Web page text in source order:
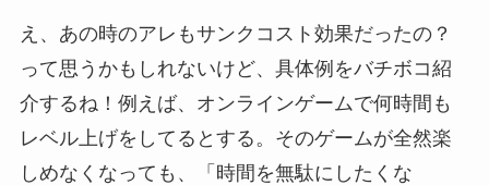
え、あの時のアレもサンクコスト効果だったの？
って思うかもしれないけど、具体例をバチボコ紹
介するね！例えば、オンラインゲームで何時間も
レベル上げをしてるとする。そのゲームが全然楽
しめなくなっても、「時間を無駄にしたくな